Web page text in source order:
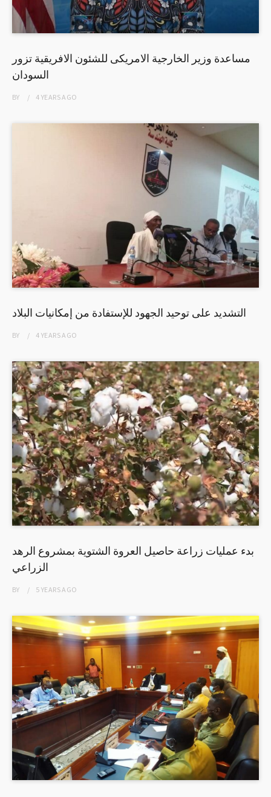
مساعدة وزير الخارجية الامريكى للشئون الافريقية تزور
السودان
BY 4 YEARSAGO
التشديد على توحيد الجهود للإستفادة من إمكانيات البلاد
BY 4 YEARSAGO
بدء عمليات زراعة حاصيل العروة الشتوية بمشروع الرهد
الزراعي
BY 5 YEARSAGO